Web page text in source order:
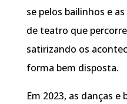
se pelos bailinhos e
de teatro que
satirizando os
forma bem disposta.
Em 2023, as danças